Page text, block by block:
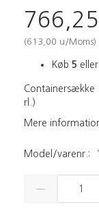
766,25
(613,00 u/Moms)
Køb 5
Containersække
rl.)
Mere
Model/varenr.: